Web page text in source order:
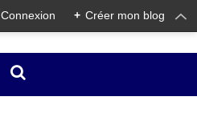
Connexion + Créer mon blog